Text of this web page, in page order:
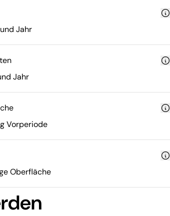
Jahr
Jahr
Vorperiode
Oberfläche